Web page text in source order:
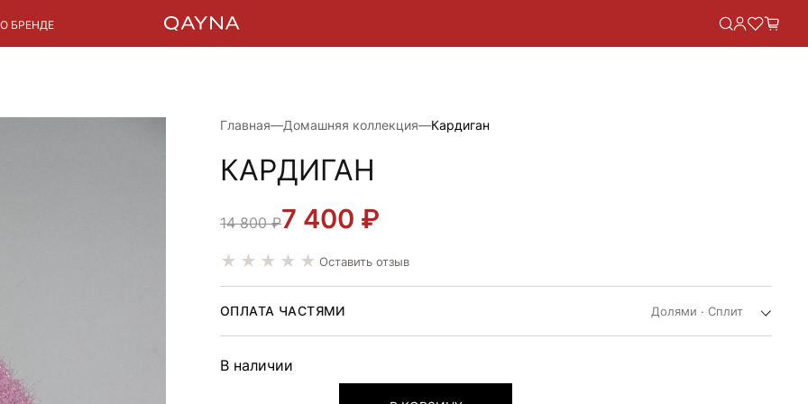
О БРЕНДЕ
Главная—Домашняя коллекция—Кардиган
КАРДИГАН
14 800₽
ПЕРВОНАЧАЛЬНАЯ
ЦЕНА
СОСТАВЛЯЛА
14
800 ₽.
7 400 ₽
ТЕКУЩАЯ
ЦЕНА:
7
400 ₽.
Оставить отзыв
ОПЛАТА ЧАСТЯМИ Долями · Сплит
В наличии